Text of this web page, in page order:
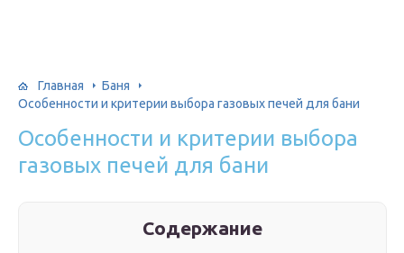
Главная
Баня
Особенности и критерии выбора газовых печей для бани
Особенности и критерии выбора
газовых печей для бани
Содержание